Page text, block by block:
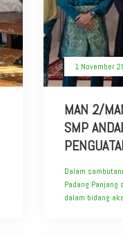
1 November
MAN 2/
SMP
Dalam
Padang
dalam bidang